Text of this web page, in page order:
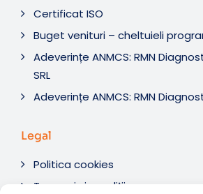
Certificat ISO
Buget venituri – cheltuieli
Adeverințe ANMCS: RMN
SRL
Adeverințe ANMCS: RMN
Legal
Politica cookies
Termeni si condiții